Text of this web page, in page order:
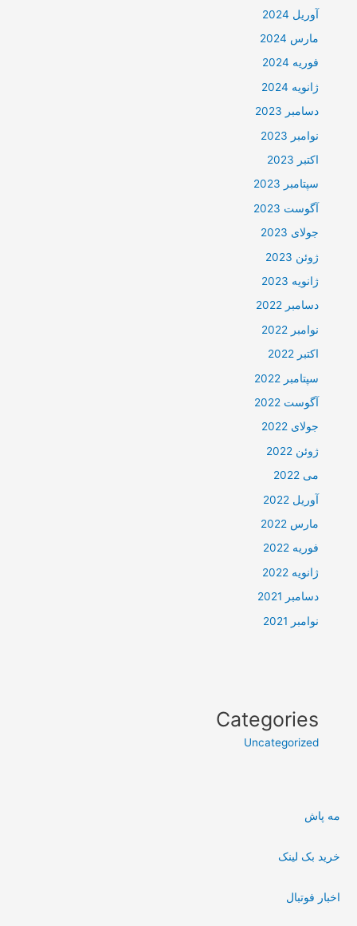
آوریل 2024
مارس 2024
فوریه 2024
ژانویه 2024
دسامبر 2023
نوامبر 2023
اکتبر 2023
سپتامبر 2023
آگوست 2023
جولای 2023
ژوئن 2023
ژانویه 2023
دسامبر 2022
نوامبر 2022
اکتبر 2022
سپتامبر 2022
آگوست 2022
جولای 2022
ژوئن 2022
می 2022
آوریل 2022
مارس 2022
فوریه 2022
ژانویه 2022
دسامبر 2021
نوامبر 2021
Categories
Uncategorized
مه پاش
خرید بک لینک
اخبار فوتبال